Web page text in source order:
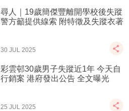
尋人｜19歲簡傑豐離開學校後失蹤
警方籲提供線索 附特徵及失蹤衣著
30 JUL 2025
彩雲邨30歲男子失蹤近1年 今天自
行銷案 港府發出公告 全文曝光
25 JUL 2025